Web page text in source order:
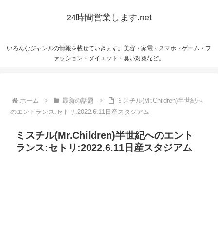
24時間営業します.net
いろんなジャンルの情報を載せていきます。美容・家電・スマホ・ゲーム・フ
ァッション・ダイエット・臭い対策など。
ホーム 最新の話題
ミスチル(Mr.Children)半世紀へ
のエントランス:セトリ:2022.6.11日産スタジアム
ミスチル(Mr.Children)半世紀へのエント
ランス:セトリ:2022.6.11日産スタジアム